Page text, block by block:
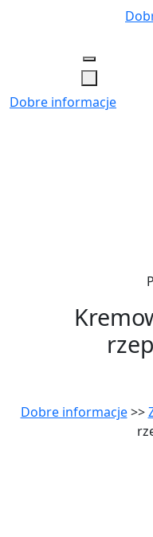
Dobre informacje
Dobre informacje>>